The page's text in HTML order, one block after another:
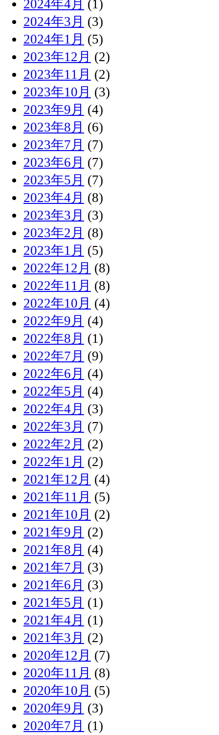
2024年4月 (1)
2024年3月 (3)
2024年1月 (5)
2023年12月 (2)
2023年11月 (2)
2023年10月 (3)
2023年9月 (4)
2023年8月 (6)
2023年7月 (7)
2023年6月 (7)
2023年5月 (7)
2023年4月 (8)
2023年3月 (3)
2023年2月 (8)
2023年1月 (5)
2022年12月 (8)
2022年11月 (8)
2022年10月 (4)
2022年9月 (4)
2022年8月 (1)
2022年7月 (9)
2022年6月 (4)
2022年5月 (4)
2022年4月 (3)
2022年3月 (7)
2022年2月 (2)
2022年1月 (2)
2021年12月 (4)
2021年11月 (5)
2021年10月 (2)
2021年9月 (2)
2021年8月 (4)
2021年7月 (3)
2021年6月 (3)
2021年5月 (1)
2021年4月 (1)
2021年3月 (2)
2020年12月 (7)
2020年11月 (8)
2020年10月 (5)
2020年9月 (3)
2020年7月 (1)